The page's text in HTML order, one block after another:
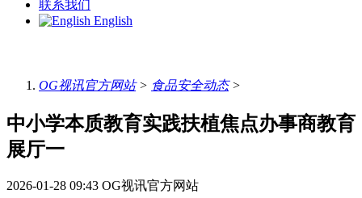
联系我们
English
OG视讯官方网站> 食品安全动态>
中小学本质教育实践扶植焦点办事商教育
展厅一
2026-01-28 09:43 OG视讯官方网站